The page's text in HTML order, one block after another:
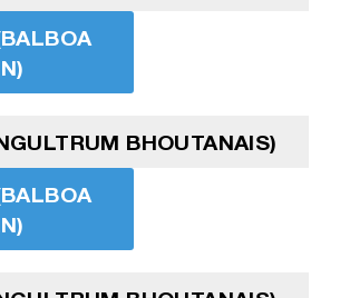
BHOUTANAIS)